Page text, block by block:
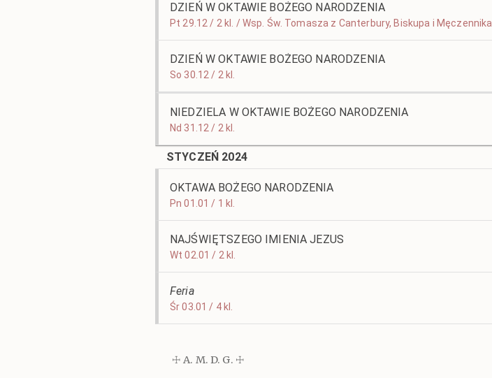
DZIEŃ W OKTAWIE BOŻEGO NARODZENIA
Pt 29.12 / 2 kl. / Wsp. Św. Tomasza z Canterbury, Biskupa i Męczennika
DZIEŃ W OKTAWIE BOŻEGO NARODZENIA
So 30.12 / 2 kl.
NIEDZIELA W OKTAWIE BOŻEGO NARODZENIA
Nd 31.12 / 2 kl.
STYCZEŃ 2024
OKTAWA BOŻEGO NARODZENIA
Pn 01.01 / 1 kl.
NAJŚWIĘTSZEGO IMIENIA JEZUS
Wt 02.01 / 2 kl.
Feria
Śr 03.01 / 4 kl.
☩ A. M. D. G. ☩